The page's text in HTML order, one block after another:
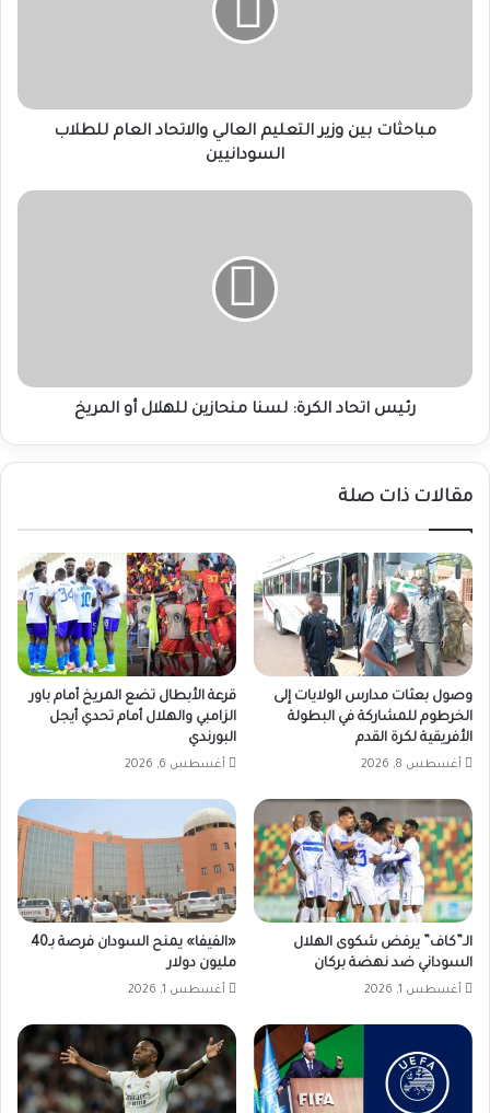
السودانيين
مباحثات بين وزير التعليم العالي والاتحاد العام للطلاب
السودانيين
رئيس
رئيس اتحاد الكرة: لسنا منحازين للهلال أو المريخ
مقالات ذات صلة
وصول بعثات مدارس الولايات إلى
الخرطوم للمشاركة في البطولة
الأفريقية لكرة القدم
أغسطس 8, 2026
قرعة الأبطال تضع المريخ أمام باور
الزامبي والهلال أمام تحدي أيجل
البورندي
أغسطس 6, 2026
الـ”كاف” يرفض شكوى الهلال
السوداني ضد نهضة بركان
أغسطس 1, 2026
«الفيفا» يمنح السودان فرصة بـ40
مليون دولار
أغسطس 1, 2026